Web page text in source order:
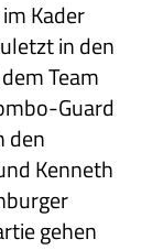
Kader
in den
Team
Guard
den
Kenneth
gehen